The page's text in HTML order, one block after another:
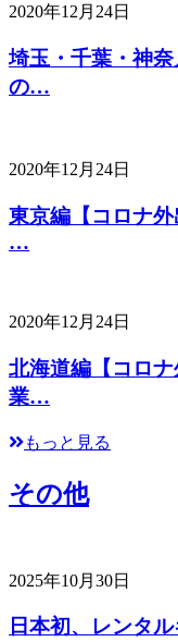
2020年12月24日
埼玉・千葉・神
の…
2020年12月24日
東京編【コロナ
…
2020年12月24日
北海道編【コロ
業…
もっと見る
その他
2025年10月30日
日本初、レンタ